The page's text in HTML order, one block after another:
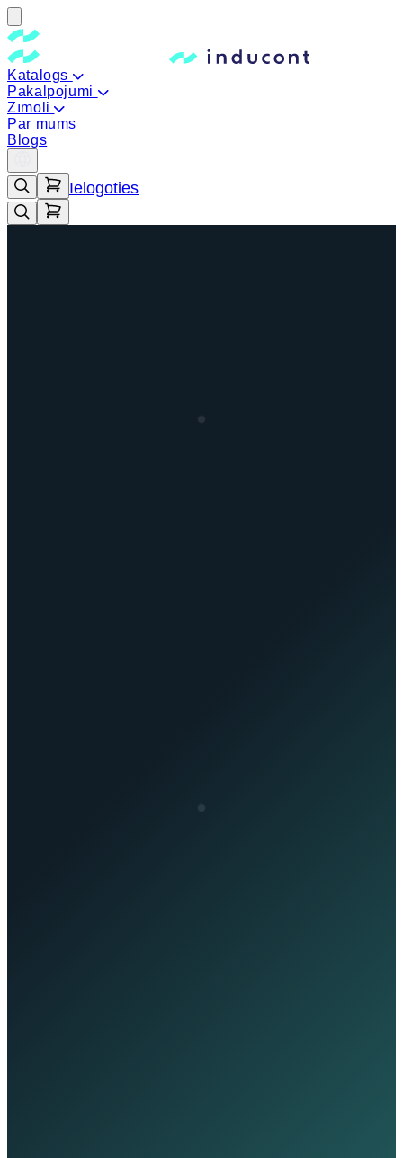
Katalogs
Pakalpojumi
Zīmoli
Par mums
Blogs
Ielogoties